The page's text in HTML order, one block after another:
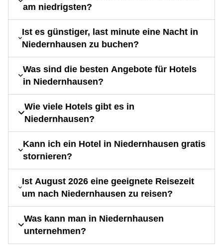
am niedrigsten?
Ist es günstiger, last minute eine Nacht in
Niedernhausen zu buchen?
Was sind die besten Angebote für Hotels
in Niedernhausen?
Wie viele Hotels gibt es in
Niedernhausen?
Kann ich ein Hotel in Niedernhausen gratis
stornieren?
Ist August 2026 eine geeignete Reisezeit
um nach Niedernhausen zu reisen?
Was kann man in Niedernhausen
unternehmen?